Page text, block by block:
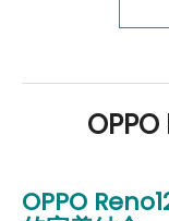
年還有「
OPPO